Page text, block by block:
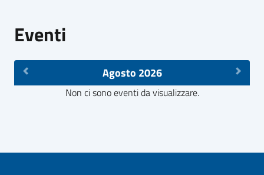
Eventi
Agosto 2026
Non ci sono eventi da visualizzare.